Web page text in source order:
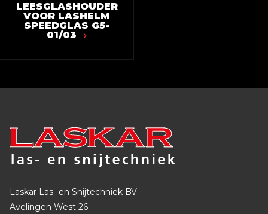
LEESGLASHOUDER
VOOR LASHELM
SPEEDGLAS G5-
01/03
Laskar Las- en Snijtechniek BV
Avelingen West 26